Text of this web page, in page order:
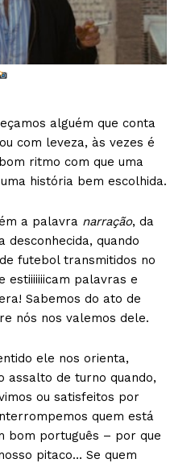
alguém que conta
com leveza, às vezes é
ritmo com que uma
história bem escolhida.
a palavra narração, da
desconhecida, quando
futebol transmitidos no
estiiiiiiicam palavras e
Sabemos do ato de
nós nos valemos dele.
ele nos orienta,
assalto de turno quando,
ou satisfeitos por
quem está
bom português – por que
pitaco… Se quem